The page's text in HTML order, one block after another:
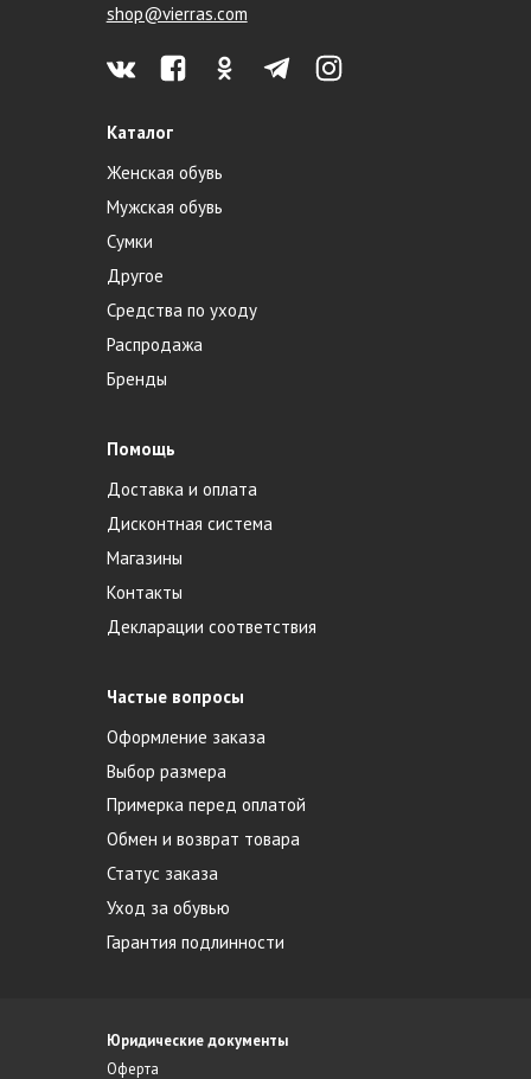
shop@vierras.com
Каталог
Женская обувь
Мужская обувь
Сумки
Другое
Средства по уходу
Распродажа
Бренды
Помощь
Доставка и оплата
Дисконтная система
Магазины
Контакты
Декларации соответствия
Частые вопросы
Оформление заказа
Выбор размера
Примерка перед оплатой
Обмен и возврат товара
Статус заказа
Уход за обувью
Гарантия подлинности
Юридические документы
Оферта